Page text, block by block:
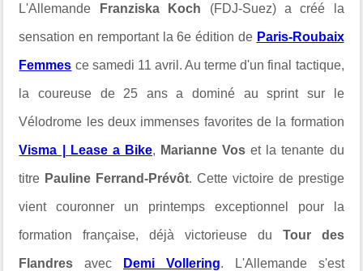
L'Allemande Franziska Koch (FDJ-Suez) a créé la
sensation en remportant la 6e édition de Paris-Roubaix
Femmes ce samedi 11 avril. Au terme d'un final tactique,
la coureuse de 25 ans a dominé au sprint sur le
Vélodrome les deux immenses favorites de la formation
Visma | Lease a Bike, Marianne Vos et la tenante du
titre Pauline Ferrand-Prévôt. Cette victoire de prestige
vient couronner un printemps exceptionnel pour la
formation française, déjà victorieuse du Tour des
Flandres avec Demi Vollering. L'Allemande s'est